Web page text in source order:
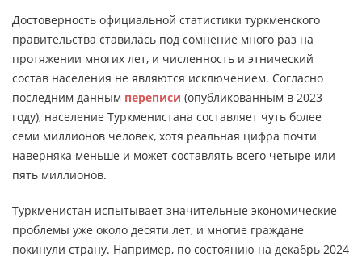
Достоверность официальной статистики туркменского
правительства ставилась под сомнение много раз на
протяжении многих лет, и численность и этнический
состав населения не являются исключением. Согласно
последним данным переписи (опубликованным в 2023
году), население Туркменистана составляет чуть более
семи миллионов человек, хотя реальная цифра почти
наверняка меньше и может составлять всего четыре или
пять миллионов.
Туркменистан испытывает значительные экономические
проблемы уже около десяти лет, и многие граждане
покинули страну. Например, по состоянию на декабрь 2024